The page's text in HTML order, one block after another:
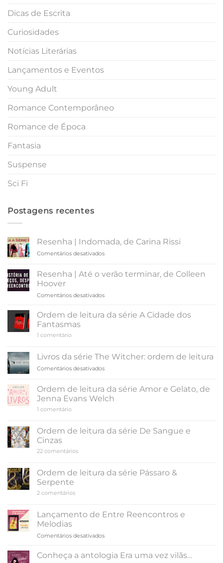
Dicas de Escrita
Curiosidades
Notícias Literárias
Lançamentos e Eventos
Young Adult
Romance Contemporâneo
Romance de Época
Fantasia
Suspense
Sci Fi
Postagens recentes
Resenha | Indomada, de Carina Rissi
Comentários desativadosem
Indomada,
Carina
Resenha | Até o verão terminar, de Colleen
Hoover
Comentários desativadosem
Até
de
Hoover
Ordem de leitura da série A Cidade dos
Fantasmas
1 comentárioem
leitura
da
série
dos
Fantasmas
Livros da série The Witcher: ordem de leitura
Comentários desativadosem
série
The
de
leitura
Ordem de leitura da série Amor e Gelato, de
Jenna Evans Welch
1 comentárioem
leitura
da
e
Jenna
Evans
Welch
Ordem de leitura da série De Sangue e
Cinzas
22 comentáriosem
leitura
da
Ordem de leitura da série Pássaro &
Serpente
2 comentáriosem
leitura
da
&
Lançamento de Entre Reencontros e
Melodias
Comentários desativadosem
Entre
Conheça a antologia Era uma vez vilãs…